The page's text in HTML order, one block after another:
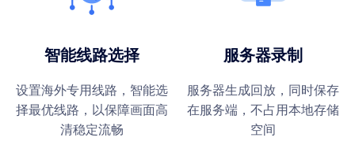
智能线路选择
设置海外专用线路，智能选
择最优线路，以保障画面高
清稳定流畅
服务器录制
服务器生成回放，同时保存
在服务端，不占用本地存储
空间